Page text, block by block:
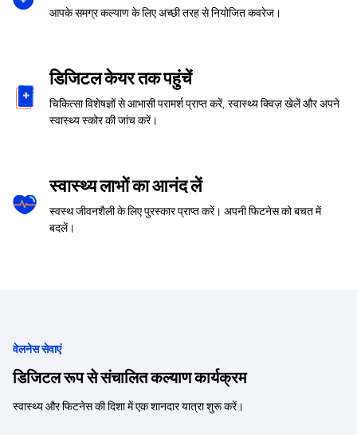
आपके समग्र कल्याण के लिए अच्छी तरह से नियोजित कवरेज।
डिजिटल केयर तक पहुंचें
चिकित्सा विशेषज्ञों से आभासी परामर्श प्राप्त करें, स्वास्थ्य क्विज़ खेलें और अपने
स्वास्थ्य स्कोर की जांच करें।
स्वास्थ्य लाभों का आनंद लें
स्वस्थ जीवनशैली के लिए पुरस्कार प्राप्त करें। अपनी फिटनेस को बचत में
बदलें।
वेलनेस सेवाएं
डिजिटल रूप से संचालित कल्याण कार्यक्रम
स्वास्थ्य और फिटनेस की दिशा में एक शानदार यात्रा शुरू करें।